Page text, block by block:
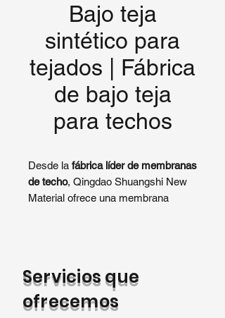
Bajo teja
sintético para
tejados | Fábrica
de bajo teja
para techos
Desde la fábrica líder de membranas
de techo, Qingdao Shuangshi New
Material ofrece una membrana
techos metálicos. Como fabricante
líder, nuestras membranas
proporcionan una durabilidad
Servicios que
ofrecemos